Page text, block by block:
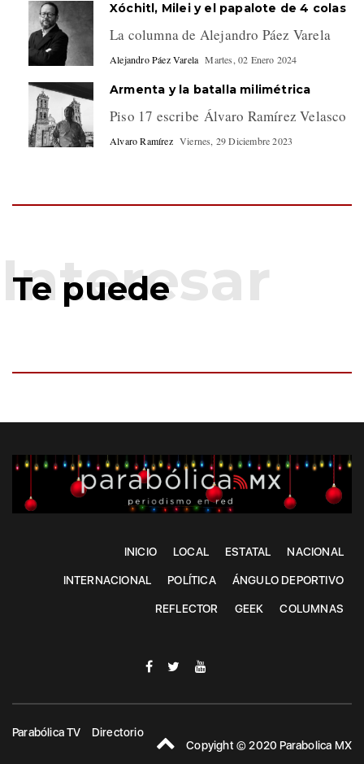
Xóchitl, Milei y el papalote de 4 colas
La columna de Alejandro Páez Varela
Alejandro Páez Varela Martes, 02 Enero 2024
Armenta y la batalla milimétrica
Piso 17 escribe Álvaro Ramírez Velasco
Alvaro Ramírez Viernes, 29 Diciembre 2023
Te puede
INICIO LOCAL ESTATAL NACIONAL
INTERNACIONAL POLÍTICA ÁNGULO DEPORTIVO
REFLECTOR GEEK COLUMNAS
Parabólica TV
Directorio
Copyight © 2020 Parabolica MX